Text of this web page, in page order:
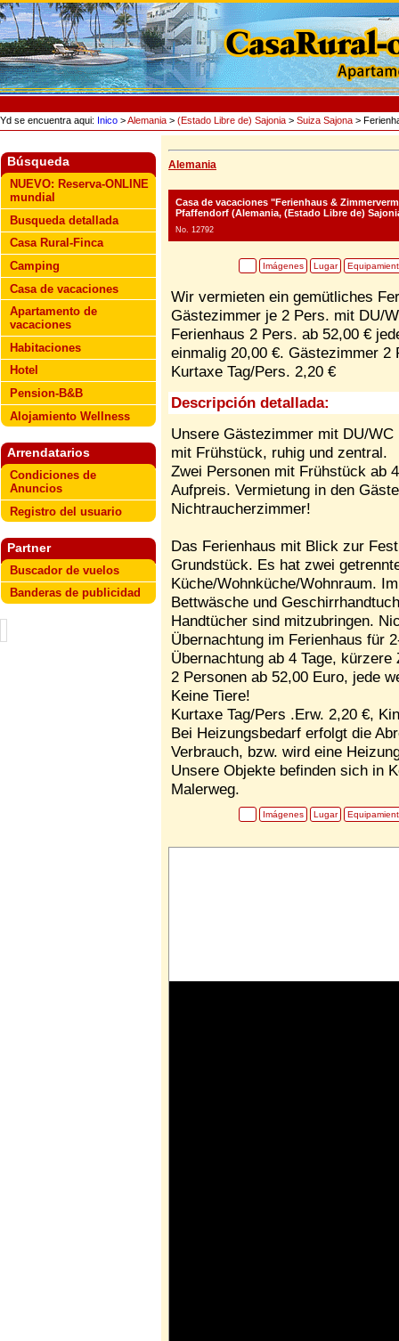
Yd se encuentra aqui: Inico >Alemania > (Estado Libre de) Sajonia > Suiza Sajona >
Búsqueda
NUEVO: Reserva-ONLINE
mundial
Busqueda detallada
Casa Rural-Finca
Camping
Casa de vacaciones
Apartamento de
vacaciones
Habitaciones
Hotel
Pension-B&B
Alojamiento Wellness
Arrendatarios
Condiciones de
Anuncios
Registro del usuario
Partner
Buscador de vuelos
Banderas de publicidad
Alemania
Casa de vacaciones "Ferienhaus &
Pfaffendorf (Alemania, (Estado Libre de)
No. 12792
Imágenes Lugar
Wir vermieten ein gemütliches
Gästezimmer je 2 Pers. mit DU/
Ferienhaus 2 Pers. ab 52,00 €
einmalig 20,00 €. Gästezimmer 2
Kurtaxe Tag/Pers. 2,20 €
Descripción detallada:
Unsere Gästezimmer mit DU/
mit Frühstück, ruhig und zentral.
Zwei Personen mit Frühstück ab
Aufpreis. Vermietung in den
Nichtraucherzimmer!
Das Ferienhaus mit Blick zur
Grundstück. Es hat zwei
Küche/Wohnküche/Wohnraum.
Bettwäsche und
Handtücher sind mitzubringen.
Übernachtung im Ferienhaus für
Übernachtung ab 4 Tage,
2 Personen ab 52,00 Euro, jede
Keine Tiere!
Kurtaxe Tag/Pers .Erw. 2,20 €,
Bei Heizungsbedarf erfolgt die
Verbrauch, bzw. wird eine
Unsere Objekte befinden sich in
Malerweg.
Imágenes Lugar